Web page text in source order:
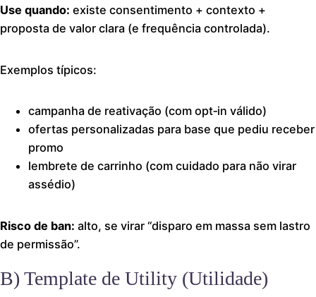
Use quando: existe consentimento + contexto +
proposta de valor clara (e frequência controlada).
Exemplos típicos:
campanha de reativação (com opt‑in válido)
ofertas personalizadas para base que pediu receber
promo
lembrete de carrinho (com cuidado para não virar
assédio)
Risco de ban: alto, se virar “disparo em massa sem lastro
de permissão”.
B) Template de Utility (Utilidade)